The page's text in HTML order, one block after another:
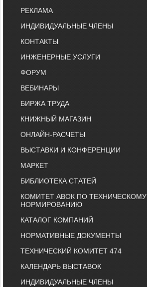
РЕКЛАМА
ИНДИВИДУАЛЬНЫЕ ЧЛЕНЫ
КОНТАКТЫ
ИНЖЕНЕРНЫЕ УСЛУГИ
ФОРУМ
ВЕБИНАРЫ
БИРЖА ТРУДА
КНИЖНЫЙ МАГАЗИН
ОНЛАЙН-РАСЧЕТЫ
ВЫСТАВКИ И КОНФЕРЕНЦИИ
МАРКЕТ
БИБЛИОТЕКА СТАТЕЙ
КОМИТЕТ АВОК ПО ТЕХНИЧЕСКОМУ
НОРМИРОВАНИЮ
КАТАЛОГ КОМПАНИЙ
НОРМАТИВНЫЕ ДОКУМЕНТЫ
ТЕХНИЧЕСКИЙ КОМИТЕТ 474
КАЛЕНДАРЬ ВЫСТАВОК
ИНДИВИДУАЛЬНЫЕ ЧЛЕНЫ